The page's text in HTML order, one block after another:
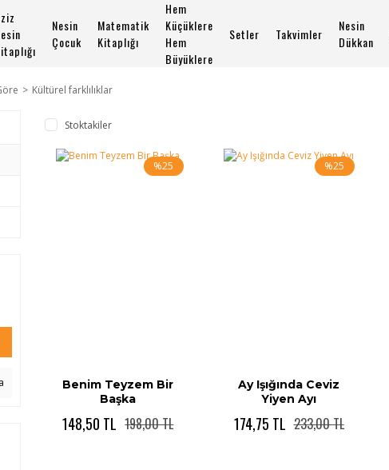
Nesin
Çocuk
Matematik
Kitaplığı
Hem
Küçüklere
Hem
Büyüklere
Setler Takvimler
Nesin
Dükkan
Kültürel farklılıklar
Stoktakiler
%25
Benim Teyzem Bir
Başka
148,50 TL 198,00 TL
%25
Ay Işığında Ceviz
Yiyen Ayı
174,75 TL 233,00 TL